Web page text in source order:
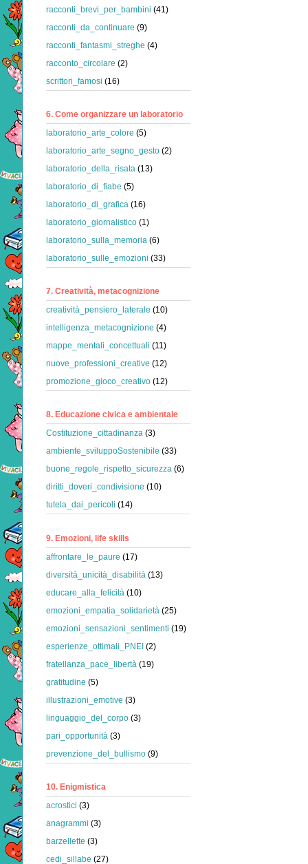
racconti_brevi_per_bambini (41)
racconti_da_continuare (9)
racconti_fantasmi_streghe (4)
racconto_circolare (2)
scrittori_famosi (16)
6. Come organizzare un laboratorio
laboratorio_arte_colore (5)
laboratorio_arte_segno_gesto (2)
laboratorio_della_risata (13)
laboratorio_di_fiabe (5)
laboratorio_di_grafica (16)
laboratorio_giornalistico (1)
laboratorio_sulla_memoria (6)
laboratorio_sulle_emozioni (33)
7. Creatività, metacognizione
creatività_pensiero_laterale (10)
intelligenza_metacognizione (4)
mappe_mentali_concettuali (11)
nuove_professioni_creative (12)
promozione_gioco_creativo (12)
8. Educazione civica e ambientale
Costituzione_cittadinanza (3)
ambiente_sviluppoSostenibile (33)
buone_regole_rispetto_sicurezza (6)
diritti_doveri_condivisione (10)
tutela_dai_pericoli (14)
9. Emozioni, life skills
affrontare_le_paure (17)
diversità_unicità_disabilità (13)
educare_alla_felicità (10)
emozioni_empatia_solidarietà (25)
emozioni_sensazioni_sentimenti (19)
esperienze_ottimali_PNEI (2)
fratellanza_pace_libertà (19)
gratitudine (5)
illustrazioni_emotive (3)
linguaggio_del_corpo (3)
pari_opportunità (3)
prevenzione_del_bullismo (9)
10. Enigmistica
acrostici (3)
anagrammi (3)
barzellette (3)
cedi_sillabe (27)